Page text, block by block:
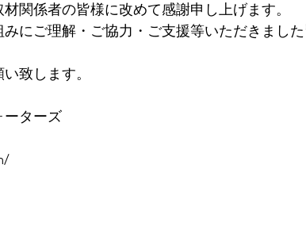
関係者の皆様に改めて感謝申し上げます。
にご理解・ご協力・ご支援等いただきまし
致します。
ーターズ